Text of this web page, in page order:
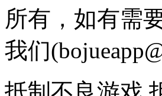
所有，如有需
我们